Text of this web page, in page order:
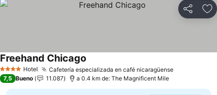
Compartir
4 EstrellasHotel Cafetería especializada en café nicaragüense
Freehand Chicago
7,5 Bueno 11.087 a 0.4 km de: The Magnificent Mile